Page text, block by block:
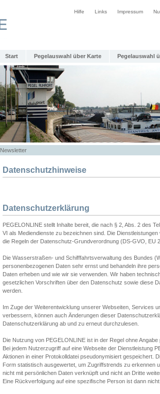
Hilfe Links Impressum
Start Pegelauswahl über Karte Pegelauswahl
Newsletter
Datenschutzhinweise
Datenschutzerklärung
PEGELONLINE stellt Inhalte bereit, die nach § 2, Abs. 2 des
VI als Mediendienste zu bezeichnen sind. Die
die Regeln der Datenschutz-Grundverordnung (DS-GVO, EU
Die Wasserstraßen- und Schifffahrtsverwaltung des Bundes
personenbezogenen Daten sehr ernst und behandeln ihre
Daten erheben und wie wir sie verwenden. Wir haben
gesetzlichen Vorschriften über den Datenschutz sowie diese
werden.
Im Zuge der Weiterentwicklung unserer Webseiten, Services
verbessern, können auch Änderungen dieser
Datenschutzerklärung ab und zu erneut durchzulesen.
Die Nutzung von PEGELONLINE ist in der Regel ohne
Bei jedem Nutzerzugriff auf eine Webseite der Dienstleistung
Aktionen in einer Protokolldatei pseudonymisiert gespeichert.
Form statistisch ausgewertet, um Zugriffstrends zu erkennen
nicht mit persönlichen Daten verknüpft und nicht an Dritte
Eine Rückverfolgung auf eine spezifische Person ist dann